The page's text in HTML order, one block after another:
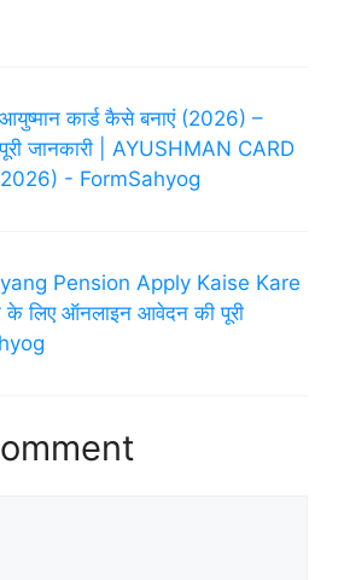
कार्ड कैसे बनाएं (2026) –
जानकारी | AYUSHMAN CARD
- FormSahyog
Pension Apply Kaise Kare
के लिए ऑनलाइन आवेदन की पूरी